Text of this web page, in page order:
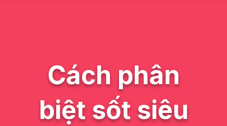
Cách phân
biệt sốt siêu